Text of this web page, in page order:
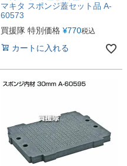
マキタ スポンジ蓋セット品 A-
60573
買援隊 特別価格 ¥770税込
カートに入れる